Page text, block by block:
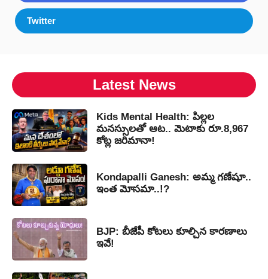
Twitter
Latest News
Kids Mental Health: పిల్లల
మనస్సులతో ఆట.. మెటాకు రూ.8,967
కోట్ల జరిమానా!
Kondapalli Ganesh: అమ్మ గణేషూ..
ఇంత మోసమా..!?
BJP: బీజేపీ కోటలు కూల్చిన కారణాలు
ఇవే!